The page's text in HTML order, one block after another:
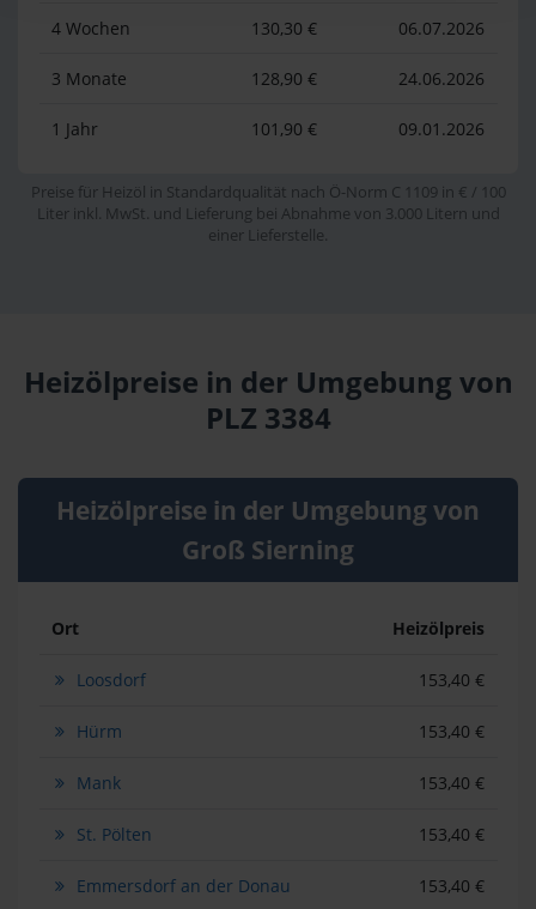
4 Wochen 130,30 € 06.07.2026
3 Monate 128,90 € 24.06.2026
1 Jahr 101,90 € 09.01.2026
Preise für Heizöl in Standardqualität nach Ö-Norm C 1109 in € / 100
Liter inkl. MwSt. und Lieferung bei Abnahme von 3.000 Litern und
einer Lieferstelle.
Heizölpreise in der Umgebung von
PLZ 3384
Heizölpreise in der Umgebung von
Groß Sierning
Ort Heizölpreis
Loosdorf 153,40 €
Hürm 153,40 €
Mank 153,40 €
St. Pölten 153,40 €
Emmersdorf an der Donau 153,40 €